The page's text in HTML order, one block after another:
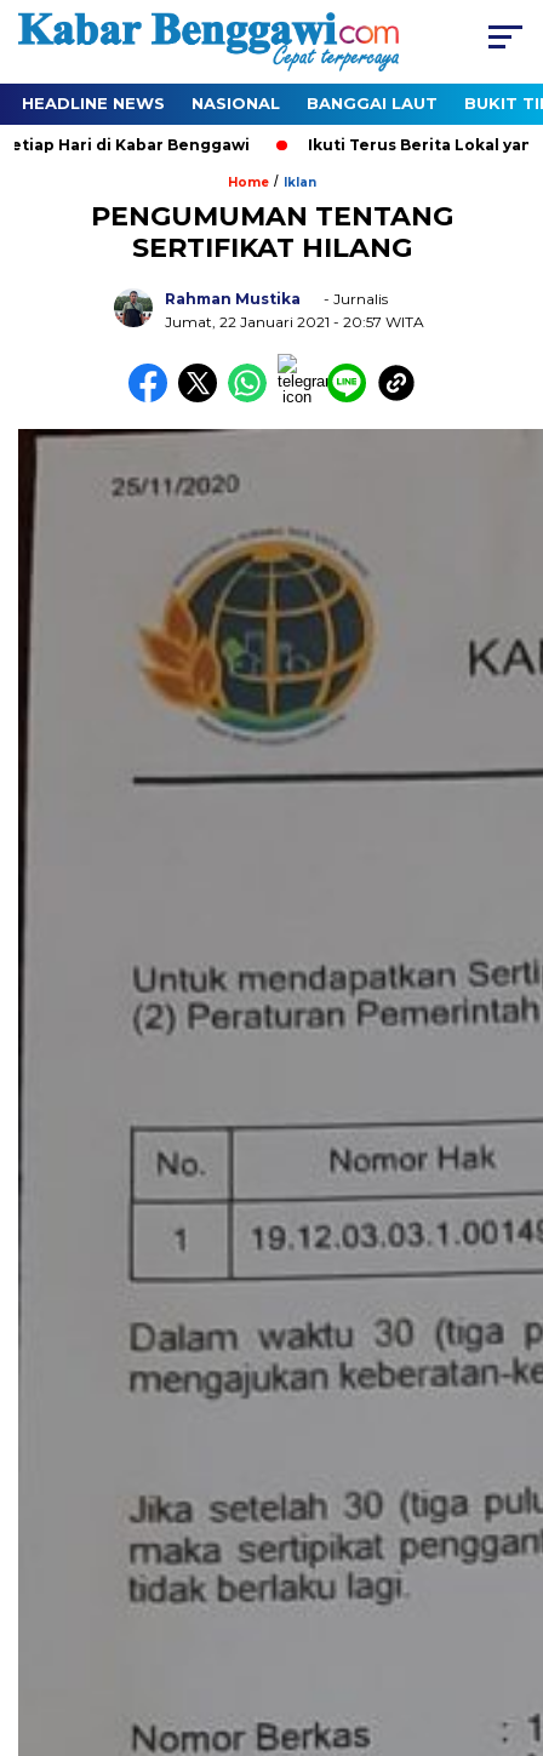
HEADLINE NEWS NASIONAL BANGGAI LAUT BUKIT
di Kabar Benggawi Ikuti Terus Berita Lokal yang Ter-
Home/ Iklan
PENGUMUMAN TENTANG
SERTIFIKAT HILANG
Rahman Mustika
- Jurnalis
Jumat, 22 Januari 2021 - 20:57 WITA